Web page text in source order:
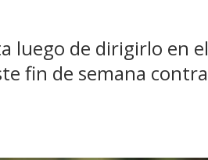
luego de dirigirlo en el
fin de semana contra